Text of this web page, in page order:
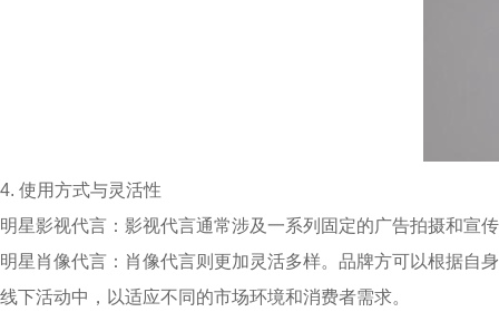
4. 使用方式与灵活性
明星影视代言：影视代言通常涉及一系列固定的广告拍摄和宣
明星肖像代言：肖像代言则更加灵活多样。品牌方可以根据自
线下活动中，以适应不同的市场环境和消费者需求。